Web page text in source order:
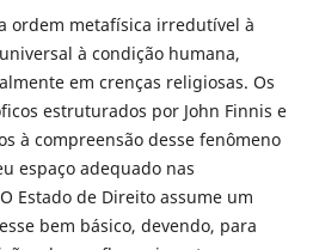
ordem metafísica irredutível à
à condição humana,
em crenças religiosas. Os
estruturados por John Finnis e
à compreensão desse fenômeno
espaço adequado nas
Estado de Direito assume um
bem básico, devendo, para